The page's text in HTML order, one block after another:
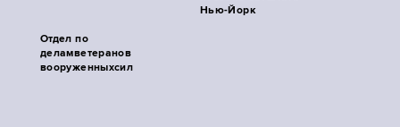
Нью-Йорк
Отдел по
деламветеранов
вооруженныхсил